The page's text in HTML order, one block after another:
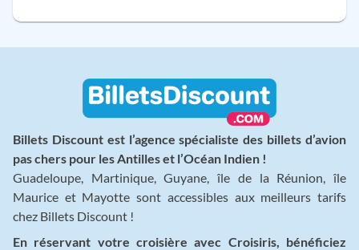
Billets Discount est l’agence spécialiste des billets d’avion
pas chers pour les Antilles et l’Océan Indien !
Guadeloupe, Martinique, Guyane, île de la Réunion, île
Maurice et Mayotte sont accessibles aux meilleurs tarifs
chez Billets Discount !
En réservant votre croisière avec Croisiris, bénéficiez